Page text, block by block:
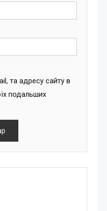
та адресу сайту в
подальших